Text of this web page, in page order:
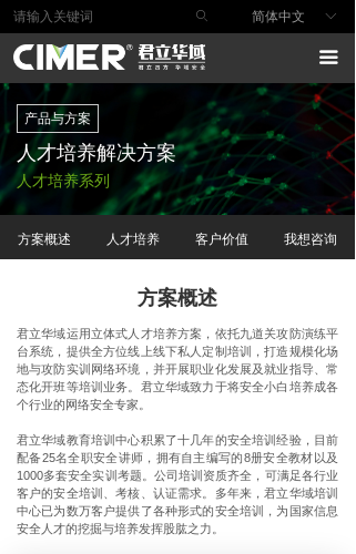
ꀅ
简体中文
ꄙ
끀
首页
产品与方案
行业解决方案
安全服务
关于我们
人才培养解决方案
产品与方案
人才培养系列
方案概述 人才培养 客户价值 我想咨询
方案概述
君立华域运用立体式人才培养方案，依托九道关攻防演练平
台系统，提供全方位线上线下私人定制培训，打造规模化场
地与攻防实训网络环境，并开展职业化发展及就业指导、常
态化开班等培训业务。君立华域致力于将安全小白培养成各
个行业的网络安全专家。
君立华域教育培训中心积累了十几年的安全培训经验，目前
配备25名全职安全讲师，拥有自主编写的8册安全教材以及
1000多套安全实训考题。公司培训资质齐全，可满足各行业
客户的安全培训、考核、认证需求。多年来，君立华域培训
中心已为数万客户提供了各种形式的安全培训，为国家信息
安全人才的挖掘与培养发挥股肱之力。